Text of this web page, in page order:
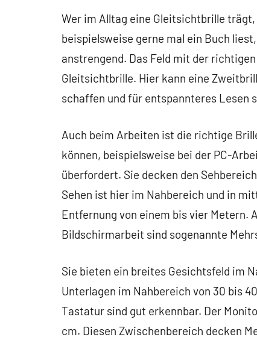
Wer im Alltag eine Gleitsichtbrille
beispielsweise gerne mal ein Buch
anstrengend. Das Feld mit der
Gleitsichtbrille. Hier kann eine
schaffen und für entspannteres Lesen
Auch beim Arbeiten ist die richtige
können, beispielsweise bei der PC-
überfordert. Sie decken den
Sehen ist hier im Nahbereich und in
Entfernung von einem bis vier Metern.
Bildschirmarbeit sind sogenannte
Sie bieten ein breites Gesichtsfeld im
Unterlagen im Nahbereich von 30 bis
Tastatur sind gut erkennbar. Der
cm. Diesen Zwischenbereich decken